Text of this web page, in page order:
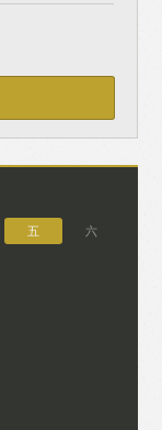
五 六